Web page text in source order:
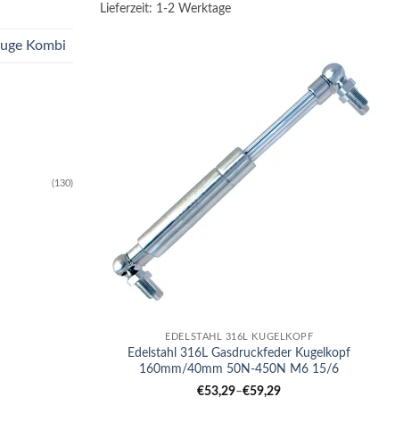
Kombi
(130)
Lieferzeit: 1-2 Werktage
EDELSTAHL 316L KUGELKOPF
Edelstahl 316L Gasdruckfeder Kugelkopf
160mm/40mm 50N-450N M6 15/6
€53,29–€59,29